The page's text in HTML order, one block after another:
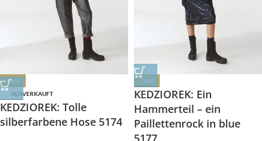
-48%
AUSVERKAUFT
KEDZIOREK: Tolle
silberfarbene Hose 5174
-50%
KEDZIOREK: Ein
Hammerteil – ein
Paillettenrock in blue
5177